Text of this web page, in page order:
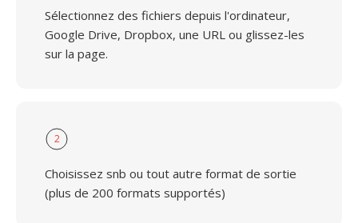
Sélectionnez des fichiers depuis l'ordinateur,
Google Drive, Dropbox, une URL ou glissez-les
sur la page.
2
Choisissez snb ou tout autre format de sortie
(plus de 200 formats supportés)